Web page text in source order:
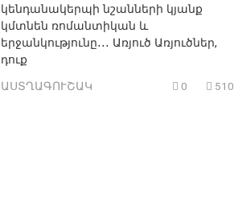
կենդանակերպի նշանների կյանք
կմտնեն ռոմանտիկան և
երջանկությունը․․․ Առյուծ Առյուծներ,
դուք
ԱՍՏՂԱԳՈՒՇԱԿ 0 510